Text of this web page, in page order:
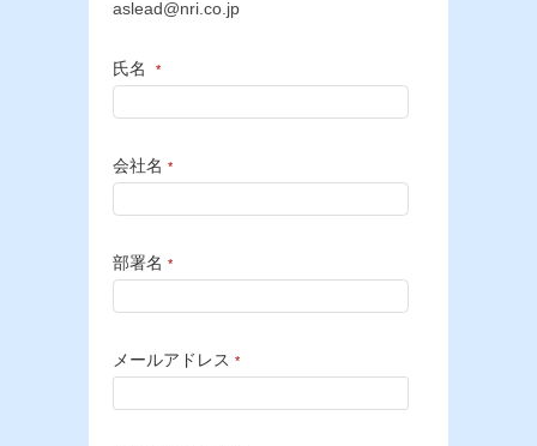
aslead@nri.co.jp
氏名 *
会社名 *
部署名 *
メールアドレス *